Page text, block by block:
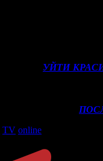
145–150 млн
УЙТИ
TV online